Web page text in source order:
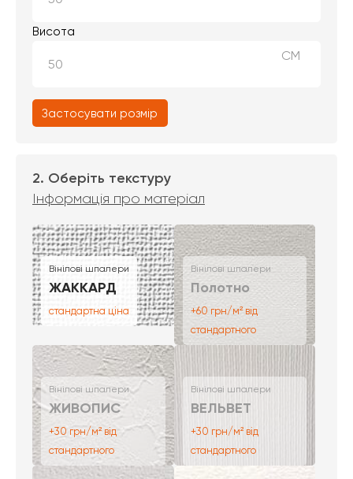
Висота
СМ
Застосувати розмір
2. Оберіть текстуру
Інформація про матеріал
Вінілові шпалери
ЖАККАРД
стандартна ціна
Вінілові шпалери
Полотно
+60 грн/м² від
стандартного
Вінілові шпалери
ЖИВОПИС
+30 грн/м² від
стандартного
Вінілові шпалери
ВЕЛЬВЕТ
+30 грн/м² від
стандартного